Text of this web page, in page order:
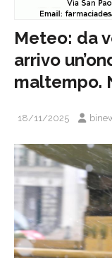
Meteo: da
arrivo
maltempo.
18/11/2025